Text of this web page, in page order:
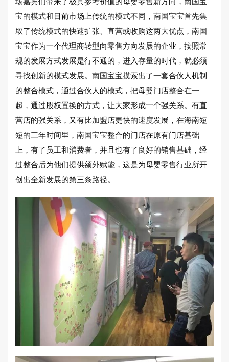
宝的模式和目前市场上传统的模式不同，南国宝宝首先集
取了传统模式的快速扩张、直营或收购这两大优点，南国
宝宝作为一个代理商转型向零售方向发展的企业，按照常
规的发展方式发展是行不通的，进入存量的时代，就必须
寻找创新的模式发展。南国宝宝摸索出了一套合伙人机制
的整合模式，通过合伙人的模式，把母婴门店整合在一
起，通过股权置换的方式，让大家形成一个强关系。有直
营店的强关系，又有比加盟店更快的速度发展，在海南短
短的三年时间里，南国宝宝整合的门店在原有门店基础
上，有了员工和消费者，并且也有了良好的销售基础，经
过整合后为他们提供额外赋能，这是为母婴零售行业所开
创出全新发展的第三条路径。